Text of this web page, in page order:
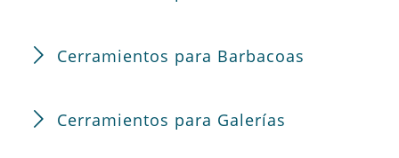
Cerramientos para Barbacoas
Cerramientos para Galerías